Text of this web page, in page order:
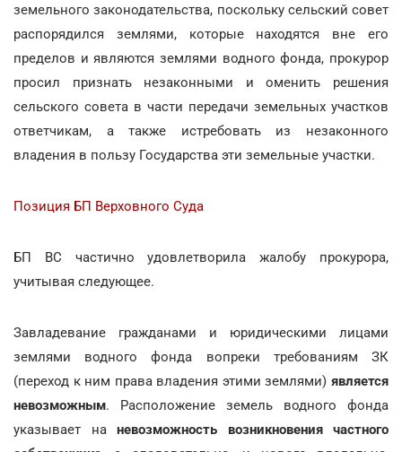
земельного законодательства, поскольку сельский совет
распорядился землями, которые находятся вне его
пределов и являются землями водного фонда, прокурор
просил признать незаконными и оменить решения
сельского совета в части передачи земельных участков
ответчикам, а также истребовать из незаконного
владения в пользу Государства эти земельные участки.
Позиция БП Верховного Суда
БП ВС частично удовлетворила жалобу прокурора,
учитывая следующее.
Завладевание гражданами и юридическими лицами
землями водного фонда вопреки требованиям ЗК
(переход к ним права владения этими землями) является
невозможным. Расположение земель водного фонда
указывает на невозможность возникновения частного